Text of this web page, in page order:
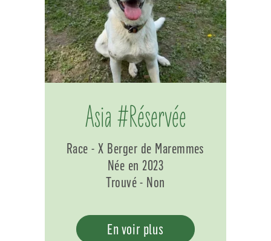
Asia #Réservée
Race - X Berger de Maremmes
Née en 2023
Trouvé - Non
En voir plus